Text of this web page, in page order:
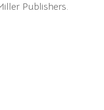
Publishers.